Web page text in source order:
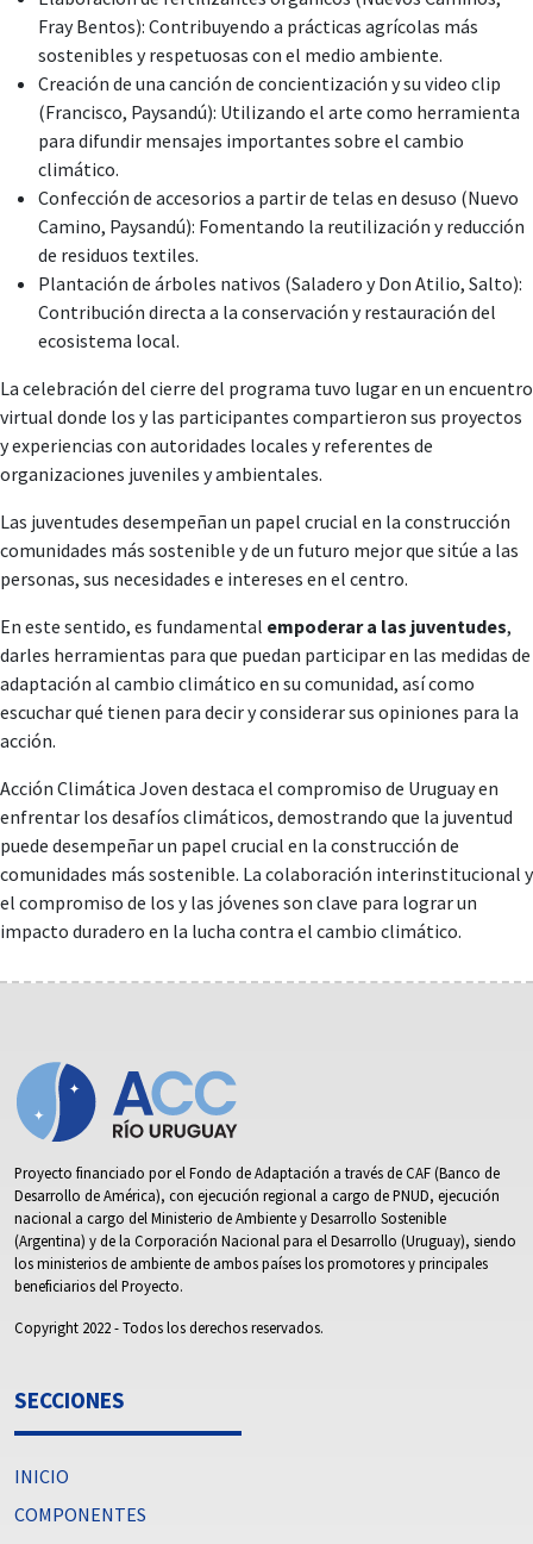
Fray Bentos): Contribuyendo a prácticas agrícolas más
sostenibles y respetuosas con el medio ambiente.
Creación de una canción de concientización y su video clip
(Francisco, Paysandú): Utilizando el arte como herramienta
para difundir mensajes importantes sobre el cambio
climático.
Confección de accesorios a partir de telas en desuso (Nuevo
Camino, Paysandú): Fomentando la reutilización y reducción
de residuos textiles.
Plantación de árboles nativos (Saladero y Don Atilio, Salto):
Contribución directa a la conservación y restauración del
ecosistema local.
La celebración del cierre del programa tuvo lugar en un encuentro
virtual donde los y las participantes compartieron sus proyectos
y experiencias con autoridades locales y referentes de
organizaciones juveniles y ambientales.
Las juventudes desempeñan un papel crucial en la construcción
comunidades más sostenible y de un futuro mejor que sitúe a las
personas, sus necesidades e intereses en el centro.
En este sentido, es fundamental empoderar a las juventudes,
darles herramientas para que puedan participar en las medidas de
adaptación al cambio climático en su comunidad, así como
escuchar qué tienen para decir y considerar sus opiniones para la
acción.
Acción Climática Joven destaca el compromiso de Uruguay en
enfrentar los desafíos climáticos, demostrando que la juventud
puede desempeñar un papel crucial en la construcción de
comunidades más sostenible. La colaboración interinstitucional y
el compromiso de los y las jóvenes son clave para lograr un
impacto duradero en la lucha contra el cambio climático.
Proyecto financiado por el Fondo de Adaptación a través de CAF (Banco de
Desarrollo de América), con ejecución regional a cargo de PNUD, ejecución
nacional a cargo del Ministerio de Ambiente y Desarrollo Sostenible
(Argentina) y de la Corporación Nacional para el Desarrollo (Uruguay), siendo
los ministerios de ambiente de ambos países los promotores y principales
beneficiarios del Proyecto.
Copyright 2022 - Todos los derechos reservados.
SECCIONES
INICIO
COMPONENTES